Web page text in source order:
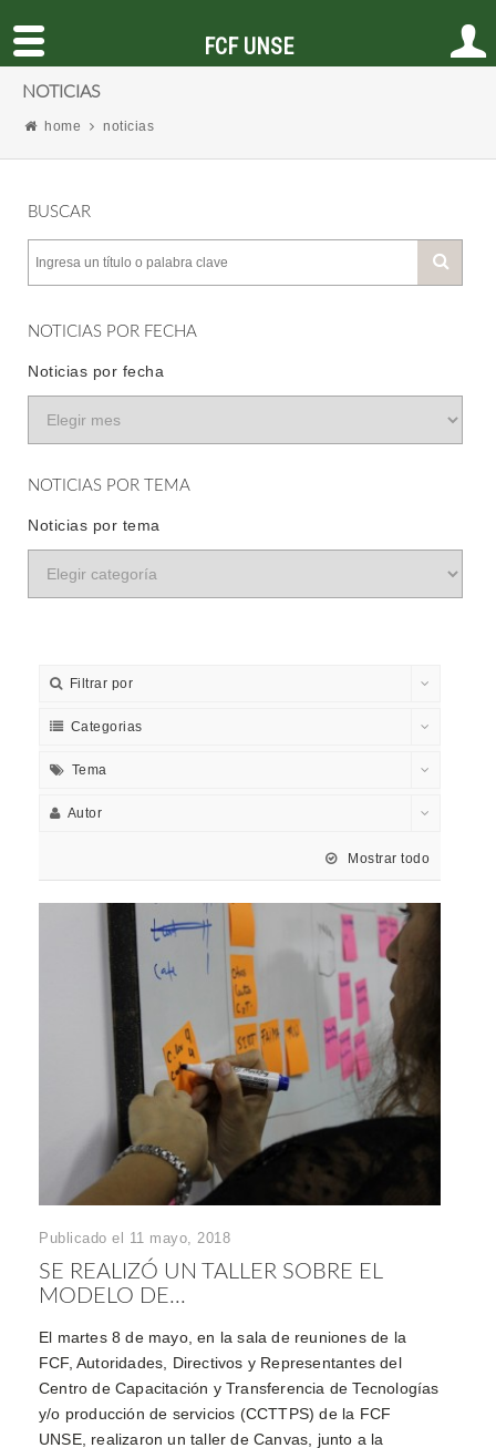
NOTICIAS
home noticias
BUSCAR
NOTICIAS POR FECHA
Noticias por fecha
NOTICIAS POR TEMA
Noticias por tema
Filtrar por
Categorias
Tema
Autor
Mostrar todo
Publicado el 11 mayo, 2018
SE REALIZÓ UN TALLER SOBRE EL
MODELO DE...
El martes 8 de mayo, en la sala de reuniones de la
FCF, Autoridades, Directivos y Representantes del
Centro de Capacitación y Transferencia de Tecnologías
y/o producción de servicios (CCTTPS) de la FCF
UNSE, realizaron un taller de Canvas, junto a la
FCF UNSE